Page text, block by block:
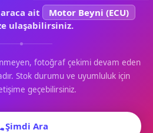
ait
Motor Beyni (ECU)
ulaşabilirsiniz.
fotoğraf çekimi devam eden
Stok durumu ve uyumluluk için
geçebilirsiniz.
Şimdi Ara